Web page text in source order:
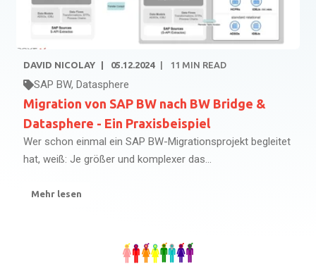
DAVID NICOLAY 05.12.2024 11 MIN READ
SAP BW, Datasphere
Migration von SAP BW nach BW Bridge &
Datasphere - Ein Praxisbeispiel
Wer schon einmal ein SAP BW-Migrationsprojekt begleitet
hat, weiß: Je größer und komplexer das...
Mehr lesen